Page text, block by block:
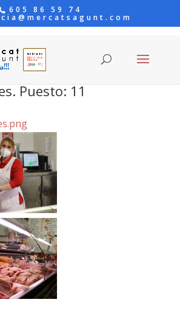
605 86 59 74
Puesto: 11